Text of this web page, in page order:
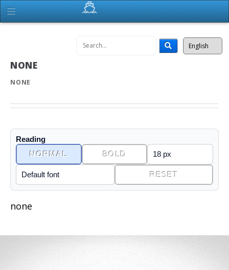
NONE
NONE
Reading
NORMAL
BOLD
RESET
none